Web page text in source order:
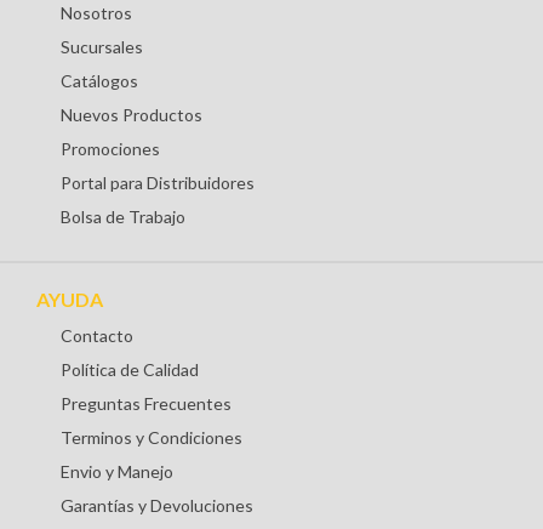
Nosotros
Sucursales
Catálogos
Nuevos Productos
Promociones
Portal para Distribuidores
Bolsa de Trabajo
AYUDA
Contacto
Política de Calidad
Preguntas Frecuentes
Terminos y Condiciones
Envio y Manejo
Garantías y Devoluciones